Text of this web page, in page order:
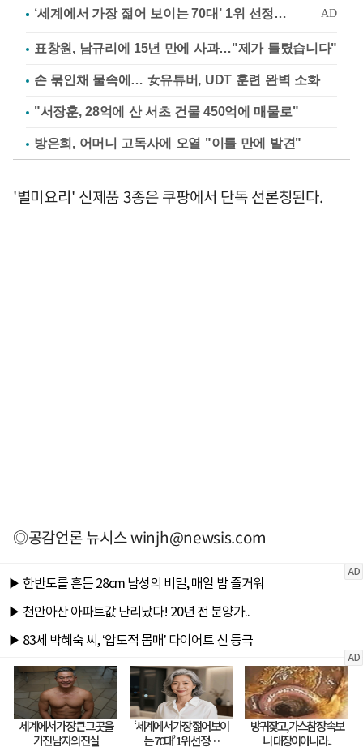
표창원, 남규리에 15년 만에 사과…"제가 틀렸습니다"
손 묶인채 물속에… 女유튜버, UDT 훈련 완벽 소화
"서장훈, 28억에 산 서초 건물 450억에 매물로"
방은희, 어머니 고독사에 오열 "이틀 만에 발견"
'별미요리' 신제품 3종은 쿠팡에서 단독 선론칭된다.
◎공감언론 뉴시스winjh@newsis.com